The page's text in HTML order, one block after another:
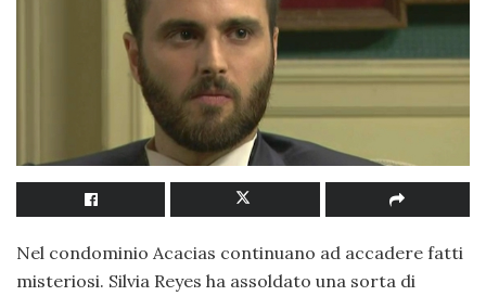
Nel condominio Acacias continuano ad accadere fatti
misteriosi. Silvia Reyes ha assoldato una sorta di